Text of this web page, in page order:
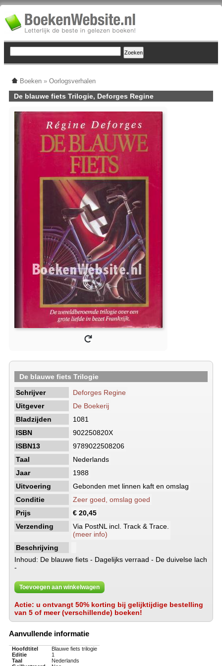
Boeken » Oorlogsverhalen
De blauwe fiets Trilogie, Deforges Regine
De blauwe fiets Trilogie
Schrijver
Deforges Regine
Uitgever
De Boekerij
Bladzijden
1081
ISBN
902250820X
ISBN13
9789022508206
Taal
Nederlands
Jaar
1988
Uitvoering
Gebonden met linnen kaft en omslag
Conditie
Zeer goed, omslag goed
Prijs
€ 20,45
Verzending
Via PostNL incl. Track & Trace.
(meer info)
Beschrijving
Inhoud: De blauwe fiets - Dagelijks verraad - De duivelse lach
-
Toevoegen aan winkelwagen
Actie: u ontvangt 50% korting bij gelijktijdige bestelling
van 5 of meer (verschillende) boeken!
Aanvullende informatie
Hoofdtitel
Blauwe fiets trilogie
Editie
1
Taal
Nederlands